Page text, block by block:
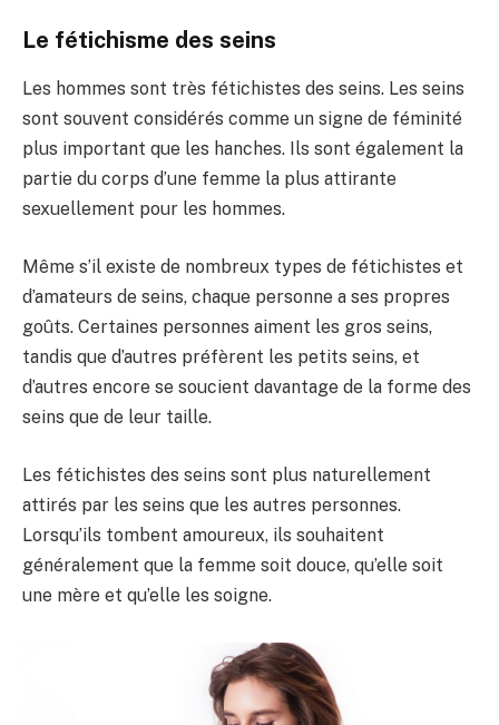
Le fétichisme des seins
Les hommes sont très fétichistes des seins. Les seins
sont souvent considérés comme un signe de féminité
plus important que les hanches. Ils sont également la
partie du corps d’une femme la plus attirante
sexuellement pour les hommes.
Même s’il existe de nombreux types de fétichistes et
d’amateurs de seins, chaque personne a ses propres
goûts. Certaines personnes aiment les gros seins,
tandis que d’autres préfèrent les petits seins, et
d’autres encore se soucient davantage de la forme des
seins que de leur taille.
Les fétichistes des seins sont plus naturellement
attirés par les seins que les autres personnes.
Lorsqu’ils tombent amoureux, ils souhaitent
généralement que la femme soit douce, qu’elle soit
une mère et qu’elle les soigne.